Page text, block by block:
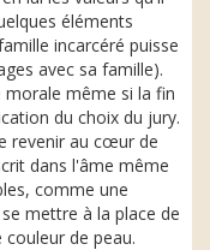
éléments
incarcéré puisse
avec sa famille).
morale même si la fin
du choix du jury.
revenir au cœur de
dans l'âme même
comme une
mettre à la place de
de peau.